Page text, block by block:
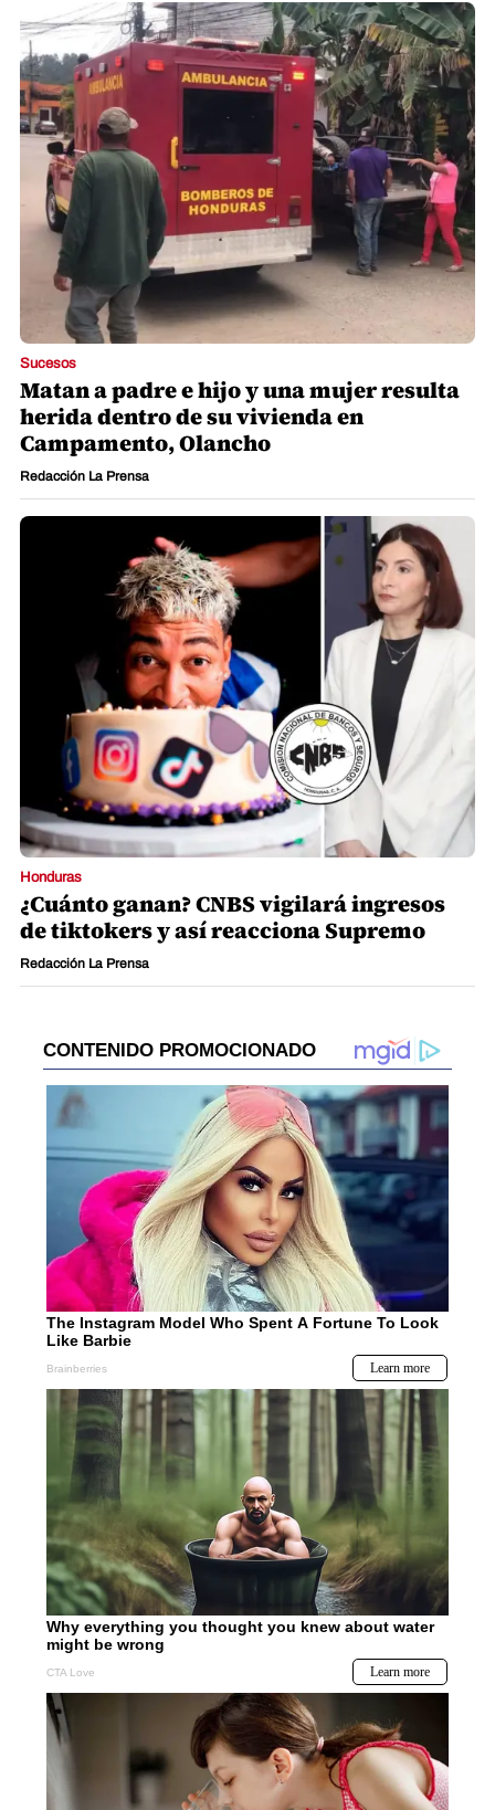
Sucesos
Matan a padre e hijo y una mujer resulta
herida dentro de su vivienda en
Campamento, Olancho
Redacción La Prensa
Honduras
¿Cuánto ganan? CNBS vigilará ingresos
de tiktokers y así reacciona Supremo
Redacción La Prensa